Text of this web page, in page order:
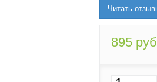
Читать
895 руб